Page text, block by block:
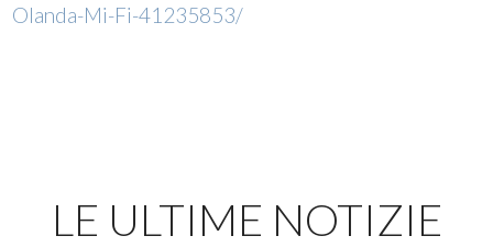
Olanda-Mi-Fi-41235853/
LE ULTIME NOTIZIE